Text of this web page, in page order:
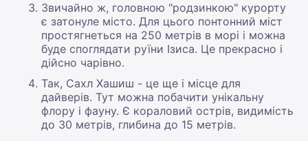
Звичайно ж, головною "родзинкою" курорту
є затонуле місто. Для цього понтонний міст
простягнеться на 250 метрів в морі і можна
буде споглядати руїни Ізиса. Це прекрасно і
дійсно чарівно.
Так, Сахл Хашиш - це ще і місце для
дайверів. Тут можна побачити унікальну
флору і фауну. Є кораловий острів, видимість
до 30 метрів, глибина до 15 метрів.